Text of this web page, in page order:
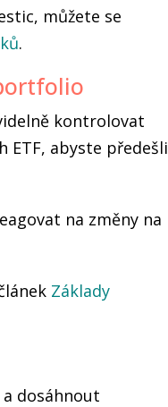
můžete se
.
kontrolovat
ETF, abyste předešli
na změny na
Základy
dosáhnout